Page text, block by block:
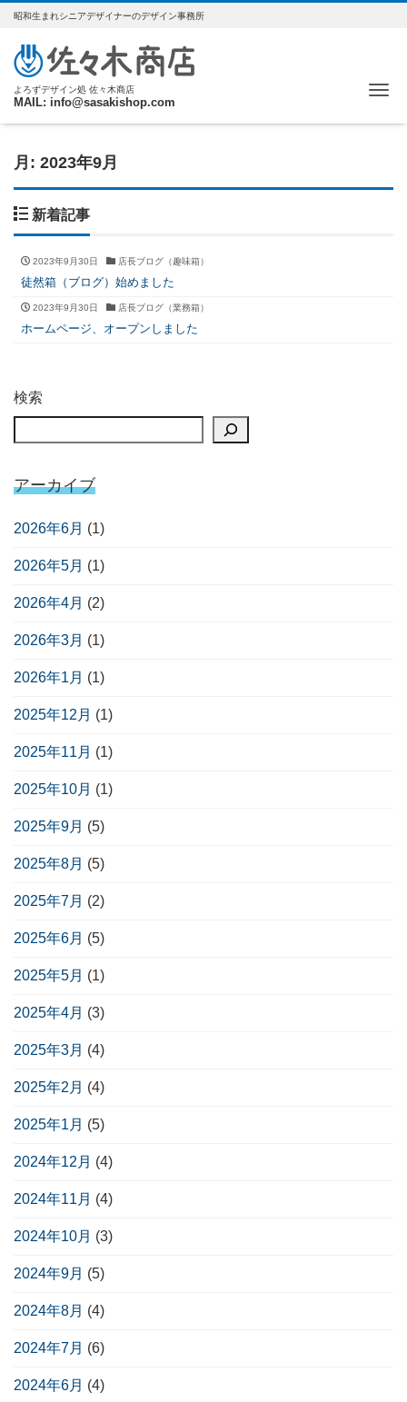
昭和生まれシニアデザイナーのデザイン事務所
よろずデザイン処 佐々木商店
MAIL: info@sasakishop.com
月: 2023年9月
新着記事
2023年9月30日 店長ブログ（趣味箱）
徒然箱（ブログ）始めました
2023年9月30日 店長ブログ（業務箱）
ホームページ、オープンしました
検索
アーカイブ
2026年6月 (1)
2026年5月 (1)
2026年4月 (2)
2026年3月 (1)
2026年1月 (1)
2025年12月 (1)
2025年11月 (1)
2025年10月 (1)
2025年9月 (5)
2025年8月 (5)
2025年7月 (2)
2025年6月 (5)
2025年5月 (1)
2025年4月 (3)
2025年3月 (4)
2025年2月 (4)
2025年1月 (5)
2024年12月 (4)
2024年11月 (4)
2024年10月 (3)
2024年9月 (5)
2024年8月 (4)
2024年7月 (6)
2024年6月 (4)